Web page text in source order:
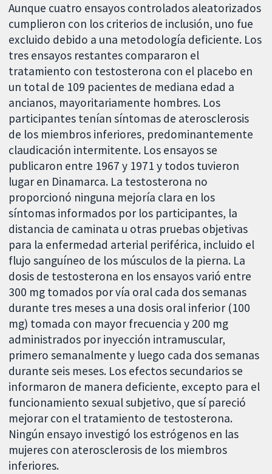
Aunque cuatro ensayos controlados aleatorizados
cumplieron con los criterios de inclusión, uno fue
excluido debido a una metodología deficiente. Los
tres ensayos restantes compararon el
tratamiento con testosterona con el placebo en
un total de 109 pacientes de mediana edad a
ancianos, mayoritariamente hombres. Los
participantes tenían síntomas de aterosclerosis
de los miembros inferiores, predominantemente
claudicación intermitente. Los ensayos se
publicaron entre 1967 y 1971 y todos tuvieron
lugar en Dinamarca. La testosterona no
proporcionó ninguna mejoría clara en los
síntomas informados por los participantes, la
distancia de caminata u otras pruebas objetivas
para la enfermedad arterial periférica, incluido el
flujo sanguíneo de los músculos de la pierna. La
dosis de testosterona en los ensayos varió entre
300 mg tomados por vía oral cada dos semanas
durante tres meses a una dosis oral inferior (100
mg) tomada con mayor frecuencia y 200 mg
administrados por inyección intramuscular,
primero semanalmente y luego cada dos semanas
durante seis meses. Los efectos secundarios se
informaron de manera deficiente, excepto para el
funcionamiento sexual subjetivo, que sí pareció
mejorar con el tratamiento de testosterona.
Ningún ensayo investigó los estrógenos en las
mujeres con aterosclerosis de los miembros
inferiores.